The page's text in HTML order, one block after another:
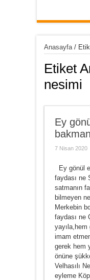
Anasayfa/
Etiket
nesimi
Ey
7 Nisan 2020
Ey gönül
faydası ne
satmanın
bilmeyen
Merkebin
faydası ne
yayıla,hem
imam
gerek hem
önüne
Velhasılı
eyleme